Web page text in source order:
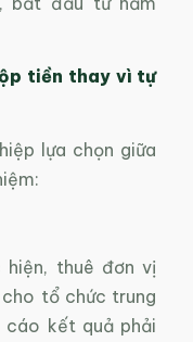
tiền thay vì tự
lựa chọn giữa
thuê đơn vị
cho tổ chức trung
kết quả phải